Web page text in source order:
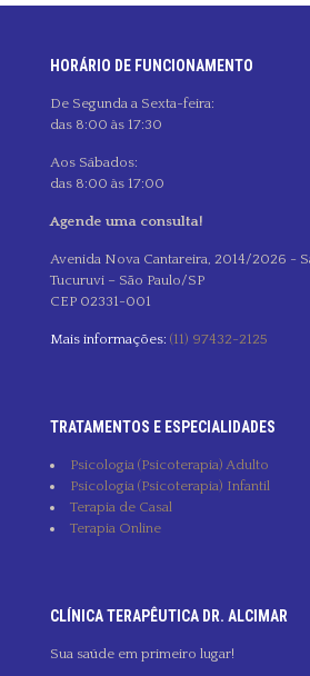
HORÁRIO DE FUNCIONAMENTO
De Segunda a Sexta-feira:
das 8:00 às 17:30
Aos Sábados:
das 8:00 às 17:00
Agende uma consulta!
Avenida Nova Cantareira, 2014/2026 -
Tucuruvi – São Paulo/SP
CEP 02331-001
Mais informações: (11) 97432-2125
TRATAMENTOS E ESPECIALIDADES
Psicologia (Psicoterapia) Adulto
Psicologia (Psicoterapia) Infantil
Terapia de Casal
Terapia Online
CLÍNICA TERAPÊUTICA DR. ALCIMAR
Sua saúde em primeiro lugar!